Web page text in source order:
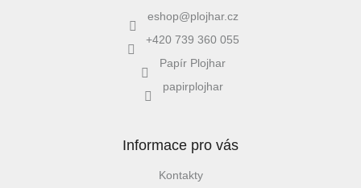
eshop@plojhar.cz
+420 739 360 055
Papír Plojhar
papirplojhar
Informace pro vás
Kontakty